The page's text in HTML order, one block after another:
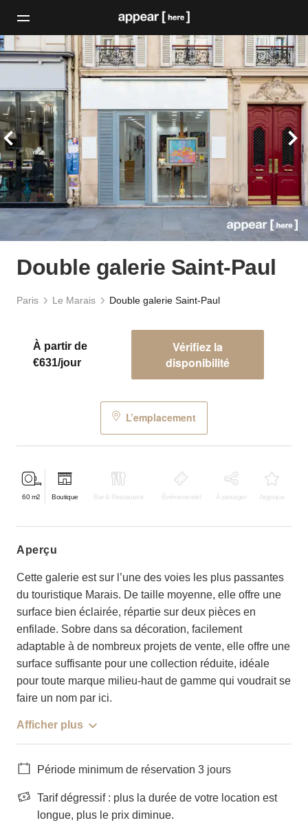
Double galerie Saint-Paul
Paris Le Marais Double galerie Saint-Paul
À partir de
€631/jour
Vérifiez la
disponibilité
L’emplacement
60 m2 Boutique Bar & Restaurant Événementiel À partager Atypique
aperçu
Cette galerie est sur l’une des voies les plus passantes
du touristique Marais. De taille moyenne, elle offre une
surface bien éclairée, répartie sur deux pièces en
enfilade. Sobre dans sa décoration, facilement
adaptable à de nombreux projets de vente, elle offre une
surface suffisante pour une collection réduite, idéale
pour toute marque milieu-haut de gamme qui voudrait se
faire un nom par ici.
Afficher plus
Période minimum de réservation 3 jours
Tarif dégressif : plus la durée de votre location est
longue, plus le prix diminue.